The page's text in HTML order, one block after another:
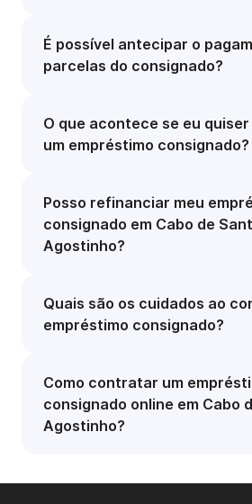
É possível antecipar o
parcelas do consignado?
O que acontece se eu
um empréstimo consignado?
Posso refinanciar meu
consignado em Cabo de
Agostinho?
Quais são os cuidados ao
empréstimo consignado?
Como contratar um
consignado online em Cabo
Agostinho?